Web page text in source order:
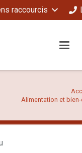
raccourcis
Alimentation et